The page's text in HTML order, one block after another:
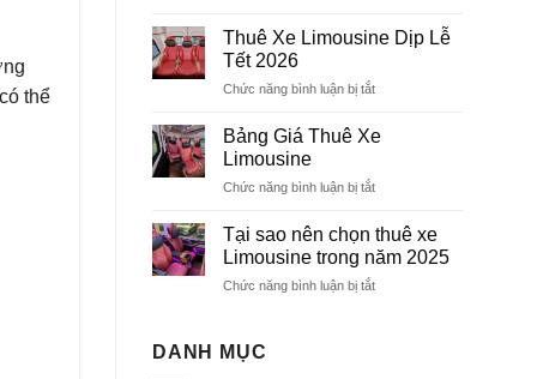
thể
Nghiệm
Thuê Xe Limousine Dịp Lễ
Tết 2026
Chức năng bình luận bị tắt
Xe
2026
Bảng Giá Thuê Xe
Limousine
Chức năng bình luận bị tắt
Giá
Thuê
Xe
Tại sao nên chọn thuê xe
Limousine trong năm 2025
Chức năng bình luận bị tắt
DANH MỤC